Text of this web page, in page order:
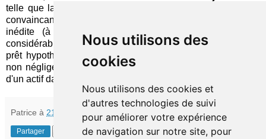
Nous utilisons des
cookies
Nous utilisons des cookies et
d'autres technologies de suivi
pour améliorer votre expérience
de navigation sur notre site, pour
telle que la décline Santander semble aussi originale que
convaincante. Outre son positionnement sur une thématique
inédite (à ma connaissance), elle possède l'avantage
considérable de s'inscrire dans le temps long, au moins du
prêt hypothécaire sinon du statut de propriétaire. Et, détail
non négligeable, elle met l'accent sur le suivi et l'entretien
d'un actif dans lequel l'institution détient un intérêt direct.
Patrice à 21:30
Partager